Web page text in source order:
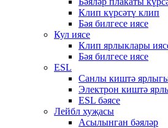
Клип күрсәтү клип
Бәя билгесе иясе
Кул иясе
Клип ярлыклары
Бәя билгесе иясе
ESL
Санлы киштә
Электрон киштә
ESL бәясе
Лейбл хуҗасы
Асылынган бәяләр